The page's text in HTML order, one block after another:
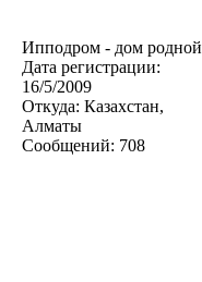
Ипподром - дом родной
Дата регистрации:
16/5/2009
Откуда: Казахстан,
Алматы
Сообщений: 708